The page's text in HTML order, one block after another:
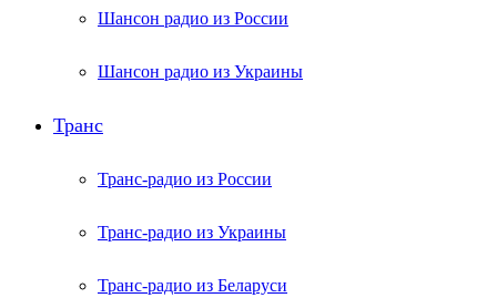
Шансон радио из России
Шансон радио из Украины
Транс
Транс-радио из России
Транс-радио из Украины
Транс-радио из Беларуси